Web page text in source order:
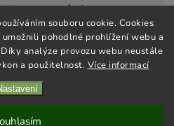
souboru cookie. Cookies
pohodlné prohlížení webu a
analýze provozu webu neustále
a použitelnost. Více informací
| Design